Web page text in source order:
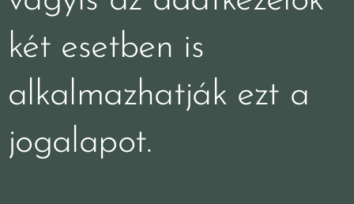
két esetben is
alkalmazhatják ezt a
jogalapot.